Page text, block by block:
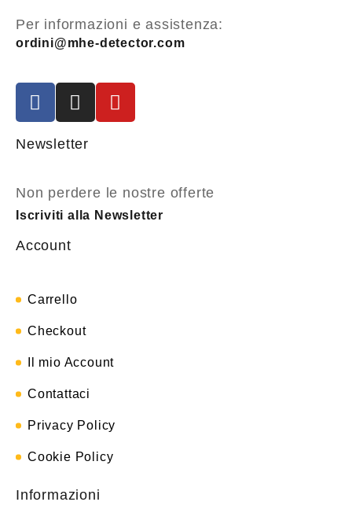
Per informazioni e assistenza:
ordini@mhe-detector.com
Newsletter
Non perdere le nostre offerte
Iscriviti alla Newsletter
Account
Carrello
Checkout
Il mio Account
Contattaci
Privacy Policy
Cookie Policy
Informazioni